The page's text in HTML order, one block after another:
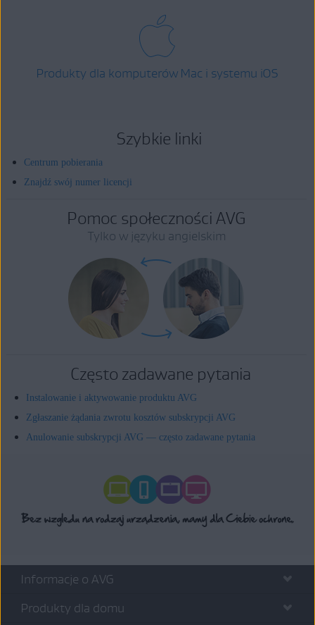
Produkty dla komputerów Mac i systemu iOS
Szybkie linki
Centrum pobierania
Znajdź swój numer licencji
Pomoc społeczności AVG
Tylko w języku angielskim
Często zadawane pytania
Instalowanie i aktywowanie produktu AVG
Zgłaszanie żądania zwrotu kosztów subskrypcji AVG
Anulowanie subskrypcji AVG — często zadawane pytania
Informacje o AVG
Produkty dla domu